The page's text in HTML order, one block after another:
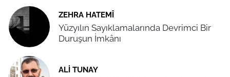
ZEHRA HATEMÎ
Yüzyılın Sayıklamalarında Devrimci Bir
Duruşun İmkânı
ALI TUNAY